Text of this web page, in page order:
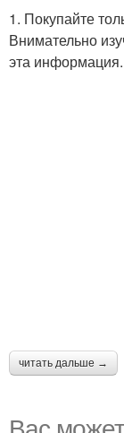
1. Покупайте
Внимательно
эта информация.
читать дальше →